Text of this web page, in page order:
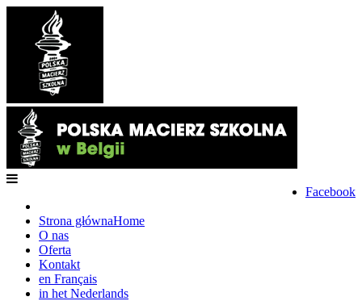
Facebook
Strona głównaHome
O nas
Oferta
Kontakt
en Français
in het Nederlands